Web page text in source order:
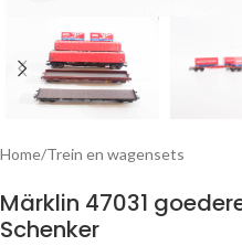
Home/Trein en wagensets
Märklin 47031
Schenker